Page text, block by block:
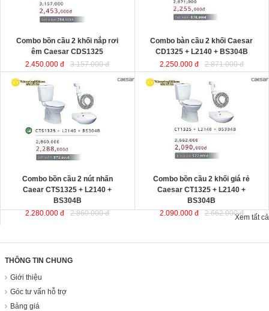
Combo bồn cầu 2 khối nắp rơi
êm Caesar CDS1325
2.450.000 đ
3.157.000 đ
Combo bàn cầu 2 khối Caesar
CD1325 + L2140 + BS304B
2.250.000 đ
2.871.000 đ
Combo bồn cầu 2 nút nhấn
Caear CTS1325 + L2140 +
BS304B
2.280.000 đ
2.860.000 đ
Combo bồn cầu 2 khối giá rẻ
Caesar CT1325 + L2140 +
BS304B
2.090.000 đ
2.662.000 đXem tất cả
THÔNG TIN CHUNG
Giới thiệu
Góc tư vấn hỗ trợ
Bảng giá